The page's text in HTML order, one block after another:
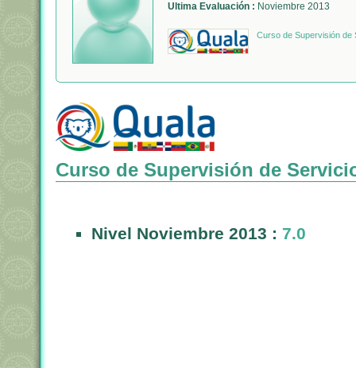
Ultima Evaluación : Noviembre 2013
Curso de Supervisión de
Curso de Supervisión de
Nivel Noviembre 2013 : 7.0